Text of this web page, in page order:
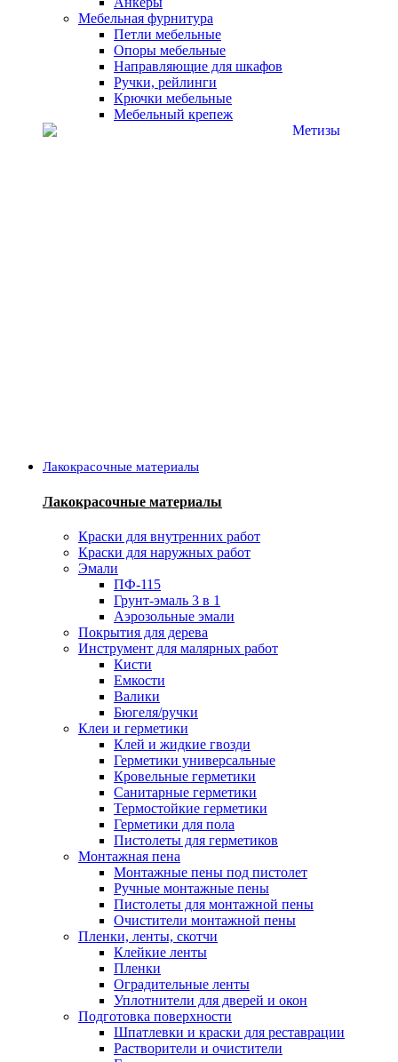
Мебельная фурнитура
Петли мебельные
Опоры мебельные
Направляющие для шкафов
Ручки, рейлинги
Крючки мебельные
Мебельный крепеж
Лакокрасочные материалы
Лакокрасочные материалы
Краски для внутренних работ
Краски для наружных работ
Эмали
ПФ-115
Грунт-эмаль 3 в 1
Аэрозольные эмали
Покрытия для дерева
Инструмент для малярных работ
Кисти
Емкости
Валики
Бюгеля/ручки
Клеи и герметики
Клей и жидкие гвозди
Герметики универсальные
Кровельные герметики
Санитарные герметики
Термостойкие герметики
Герметики для пола
Пистолеты для герметиков
Монтажная пена
Монтажные пены под пистолет
Ручные монтажные пены
Пистолеты для монтажной пены
Очистители монтажной пены
Пленки, ленты, скотчи
Клейкие ленты
Пленки
Оградительные ленты
Уплотнители для дверей и окон
Подготовка поверхности
Шпатлевки и краски для реставрации
Растворители и очистители